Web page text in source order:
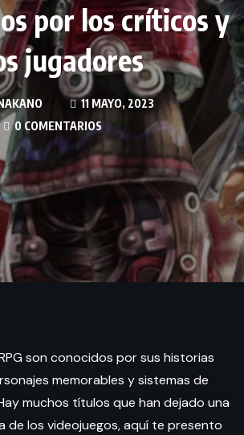
por los críticos y
jugadores
11 MAYO, 2023
0 COMENTARIOS
son conocidos por sus historias
memorables y sistemas de
muchos títulos que han dejado una
de los videojuegos, aquí te presento